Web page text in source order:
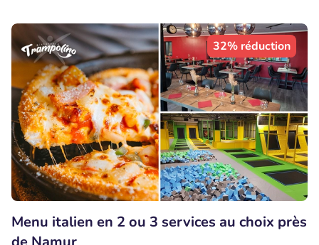
32% réduction
Menu italien en 2 ou 3 services au choix près